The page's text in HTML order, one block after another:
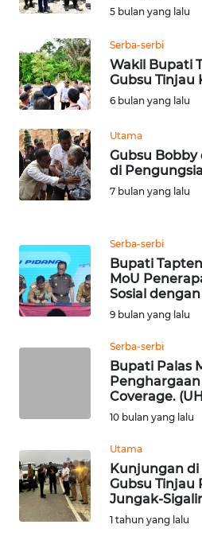
5 bulan yang lalu
Serba-serbi
Wakil Bupati
Gubsu Tinjau
6 bulan yang lalu
Utama
Gubsu
di
7 bulan yang lalu
Serba-serbi
Bupati
MoU
Sosial
9 bulan yang lalu
Serba-serbi
Bupati Palas
Coverage.
10 bulan yang lalu
Utama
Kunjungan
Gubsu Tinjau
Jungak-
1 tahun yang lalu
SUMUT
WN
JAKARTA
WN
JABAR
WN
WN
NTT
WN
BARAT
WN